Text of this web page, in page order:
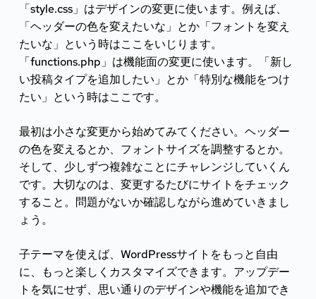
「style.css」はデザインの変更に使います。例えば、
「ヘッダーの色を変えたいな」とか「フォントを変え
たいな」という時はここをいじります。
「functions.php」は機能面の変更に使います。「新し
い投稿タイプを追加したい」とか「特別な機能をつけ
たい」という時はここです。
最初は小さな変更から始めてみてください。ヘッダー
の色を変えるとか、フォントサイズを調整するとか。
そして、少しずつ複雑なことにチャレンジしていくん
です。大切なのは、変更するたびにサイトをチェック
すること。問題がないか確認しながら進めていきまし
ょう。
子テーマを使えば、WordPressサイトをもっと自由
に、もっと楽しくカスタマイズできます。アップデー
トを気にせず、思い通りのデザインや機能を追加でき